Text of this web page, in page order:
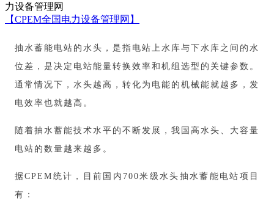
力设备管理网
【CPEM全国电力设备管理网】
抽水蓄能电站的水头，是指电站上水库与下水库之间的水
位差，是决定电站能量转换效率和机组选型的关键参数。
通常情况下，水头越高，转化为电能的机械能就越多，发
电效率也就越高。
随着抽水蓄能技术水平的不断发展，我国高水头、大容量
电站的数量越来越多。
据CPEM统计，目前国内700米级水头抽水蓄能电站项目
有：